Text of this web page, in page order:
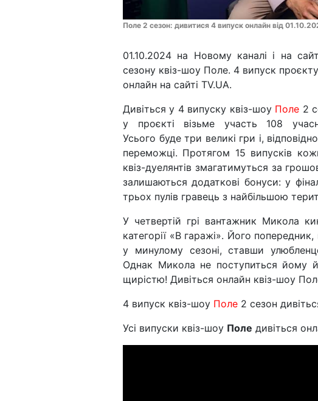
Поле 2 сезон: дивитися 4 випуск онлайн від
01.10.2024 на Новому каналі і на
сезону квіз-шоу Поле. 4 випуск
онлайн на сайті TV.UA.
Дивіться у 4 випуску квіз-шоу Поле 2
у проєкті візьме участь 108
Усього буде три великі гри і,
переможці. Протягом 15 випусків
квіз-дуелянтів змагатимуться за
залишаються додаткові бонуси: у
трьох пулів гравець з найбільшою
У четвертій грі вантажник Микола
категорії «В гаражі». Його
у минулому сезоні, ставши
Однак Микола не поступиться йому
щирістю! Дивіться онлайн квіз-шоу
4 випуск квіз-шоу Поле 2 сезон
Усі випуски квіз-шоу Поле дивіться